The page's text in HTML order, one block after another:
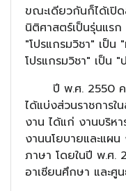
ขณะเดียวกันก็ได้เปิ
นิติศาสตร์เป็นรุ่นแร
"โปรแกรมวิชา" เป็น
โปรแกรมวิชา" เป็น "
ปี พ.ศ. 2550
ได้แบ่งส่วนราชการ
งาน ได้แก่ งานบริห
งานนโยบายและแผ
ภาษา โดยในปี พ.ศ.
อาเซียนศึกษา และ